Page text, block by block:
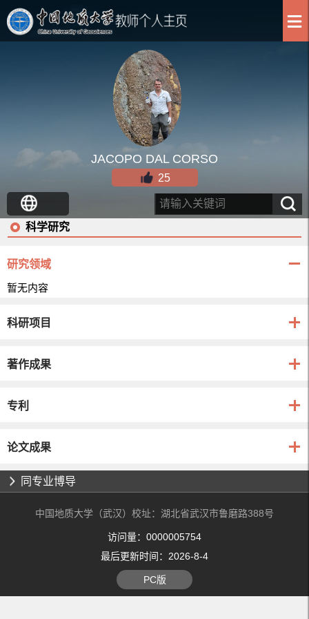
JACOPO DAL CORSO
25
科学研究
研究领域
暂无内容
科研项目
著作成果
专利
论文成果
同专业博导
中国地质大学（武汉）校址：湖北省武汉市鲁磨路388号
访问量： 0000005754
最后更新时间： 2026-8-4
PC版